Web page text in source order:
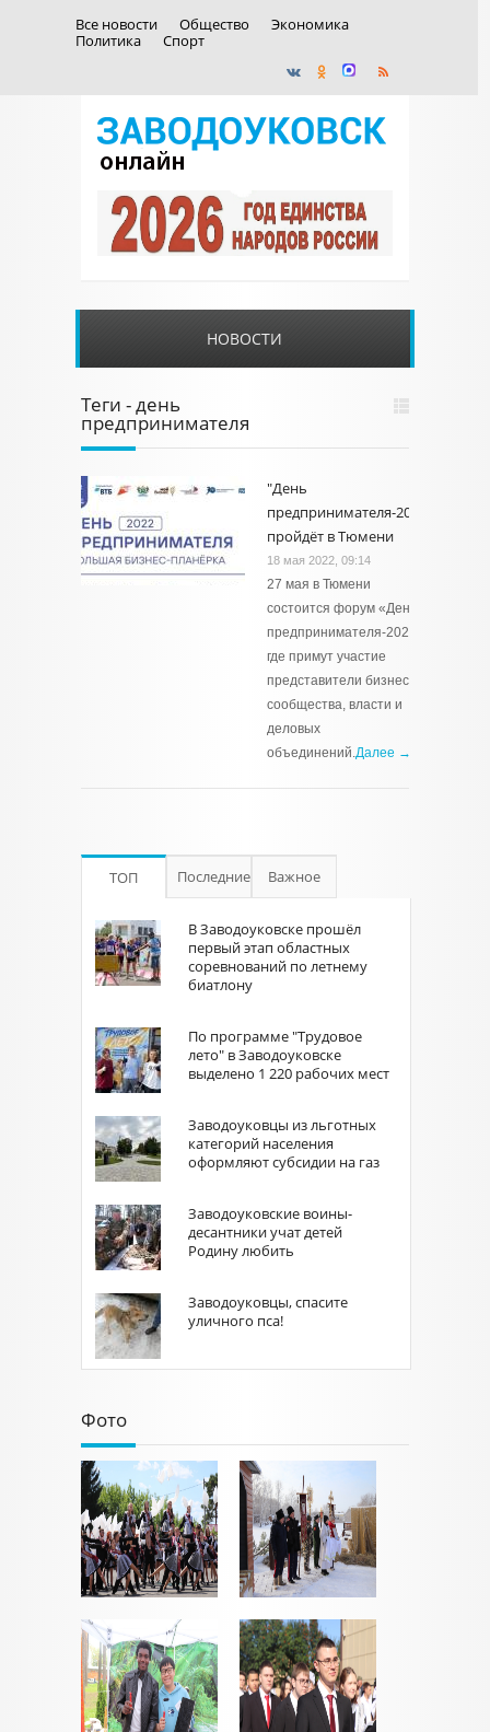
Все новости Общество
Экономика
Политика
Спорт
НОВОСТИ
Теги - день
предпринимателя
"День
предпринимателя-2022"
пройдёт в Тюмени
18 мая 2022, 09:14
27 мая в Тюмени
состоится форум «День
предпринимателя-2022»,
где примут участие
представители бизнес-
сообщества, власти и
деловых
объединений.Далее →
ТОП Последние Важное
В Заводоуковске прошёл
первый этап областных
соревнований по летнему
биатлону
По программе "Трудовое
лето" в Заводоуковске
выделено 1 220 рабочих мест
Заводоуковцы из льготных
категорий населения
оформляют субсидии на газ
Заводоуковские воины-
десантники учат детей
Родину любить
Заводоуковцы, спасите
уличного пса!
Фото